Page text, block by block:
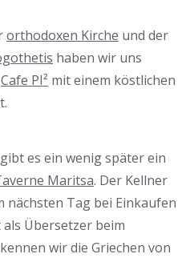
orthodoxen Kirche und der
haben wir uns
Cafe PI² mit einem köstlichen
es ein wenig später ein
Maritsa. Der Kellner
nächsten Tag bei Einkaufen
Übersetzer beim
wir die Griechen von